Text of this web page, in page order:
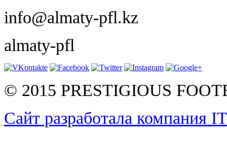
info@almaty-pfl.kz
almaty-pfl
© 2015 PRESTIGIOUS
Сайт разработала компания